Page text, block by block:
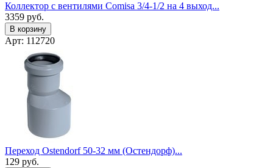
Коллектор с вентилями Comisa 3/4-1/2 на 4 выход...
3359 руб.
В корзину
Арт: 112720
Переход Ostendorf 50-32 мм (Остендорф)...
129 руб.